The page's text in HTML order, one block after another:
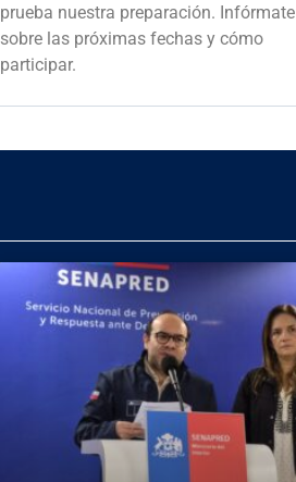
prueba nuestra preparación. Infórmate
sobre las próximas fechas y cómo
participar.